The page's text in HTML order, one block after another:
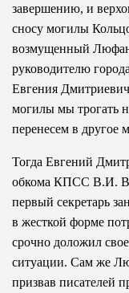
завершению, и
сносу могилы
возмущенный
руководителю
Евгения
могилы мы трогать
перенесем в другое
Тогда Евгений
обкома КПСС В.И.
первый секретарь
в жесткой форме
срочно доложил
ситуации. Сам же
призвав писателей